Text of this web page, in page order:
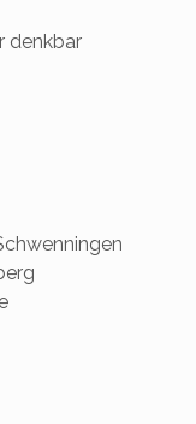
denkbar